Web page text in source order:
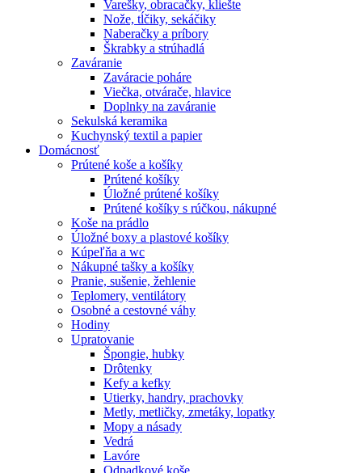
Varešky, obracačky, kliešte
Nože, tĺčiky, sekáčiky
Naberačky a príbory
Škrabky a strúhadlá
Zaváranie
Zaváracie poháre
Viečka, otvárače, hlavice
Doplnky na zaváranie
Sekulská keramika
Kuchynský textil a papier
Domácnosť
Prútené koše a košíky
Prútené košíky
Úložné prútené košíky
Prútené košíky s rúčkou, nákupné
Koše na prádlo
Úložné boxy a plastové košíky
Kúpeľňa a wc
Nákupné tašky a košíky
Pranie, sušenie, žehlenie
Teplomery, ventilátory
Osobné a cestovné váhy
Hodiny
Upratovanie
Špongie, hubky
Drôtenky
Kefy a kefky
Utierky, handry, prachovky
Metly, metličky, zmetáky, lopatky
Mopy a násady
Vedrá
Lavóre
Odpadkové koše